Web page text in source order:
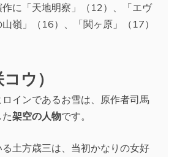
に「天地明察」（12）、「エヴ
嶺」（16）、「関ヶ原」（17）
ウ）
ロインであるお雪は、原作者司馬
架空の人物です。
土方歳三は、当初かなりの女好